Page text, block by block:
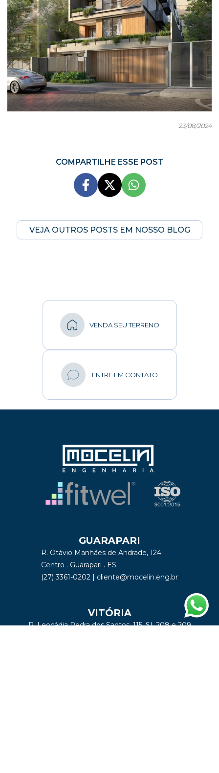
23/08/2024
COMPARTILHE ESSE POST
VEJA OUTROS POSTS EM NOSSO BLOG
VENDA SEU TERRENO
ENTRE EM CONTATO
GUARAPARI
R. Otávio Manhães de Andrade, 124
Centro . Guarapari . ES
(27) 3361-0202 | cliente@mocelin.eng.br
VITÓRIA
R. Leocádia Pedra dos Santos, 115, SI. 208 e 209